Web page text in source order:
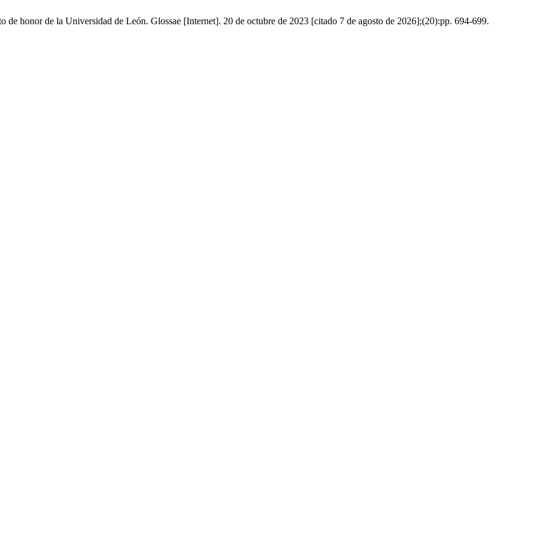
de honor de la Universidad de León. Glossae [Internet]. 20 de octubre de 2023 [citado 7 de agosto de 2026];(20):pp. 694-699.